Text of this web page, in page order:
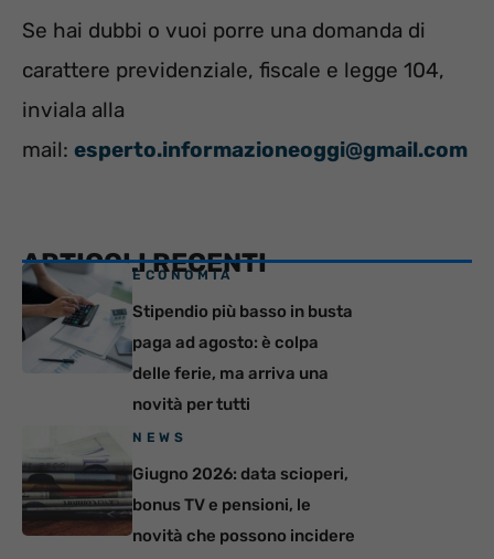
Se hai dubbi o vuoi porre una domanda di
carattere previdenziale, fiscale e legge 104,
inviala alla
mail: esperto.informazioneoggi@gmail.com
ARTICOLI RECENTI
ECONOMIA
Stipendio più basso in busta
paga ad agosto: è colpa
delle ferie, ma arriva una
novità per tutti
NEWS
Giugno 2026: data scioperi,
bonus TV e pensioni, le
novità che possono incidere